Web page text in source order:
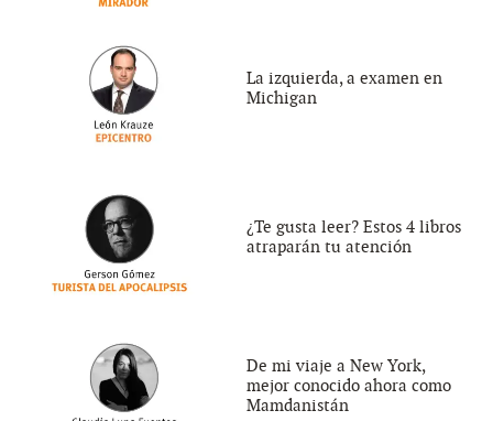
La izquierda, a examen en
Michigan
¿Te gusta leer? Estos 4 libros
atraparán tu atención
De mi viaje a New York,
mejor conocido ahora como
Mamdanistán